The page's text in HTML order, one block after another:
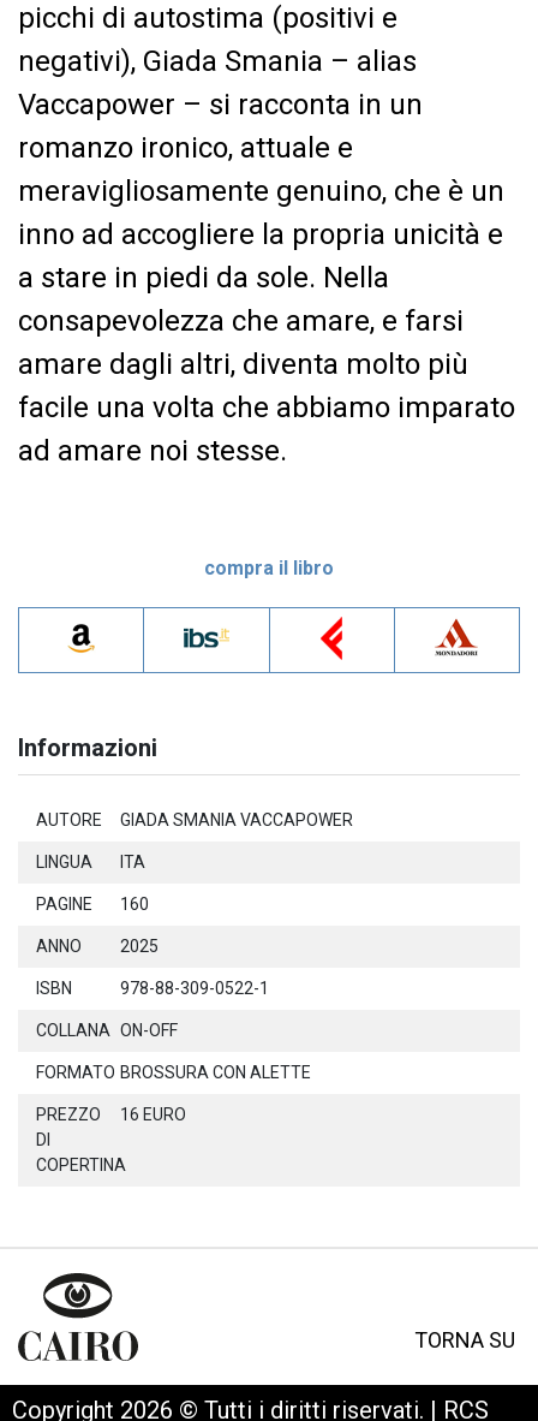
picchi di autostima (positivi e
negativi), Giada Smania – alias
Vaccapower – si racconta in un
romanzo ironico, attuale e
meravigliosamente genuino, che è un
inno ad accogliere la propria unicità e
a stare in piedi da sole. Nella
consapevolezza che amare, e farsi
amare dagli altri, diventa molto più
facile una volta che abbiamo imparato
ad amare noi stesse.
compra il libro
Informazioni
AUTORE GIADA SMANIA VACCAPOWER
LINGUA ITA
PAGINE 160
ANNO 2025
ISBN 978-88-309-0522-1
COLLANA ON-OFF
FORMATO BROSSURA CON ALETTE
PREZZO
DI
COPERTINA
16 EURO
TORNA SU
Copyright 2026 © Tutti i diritti riservati. | RCS